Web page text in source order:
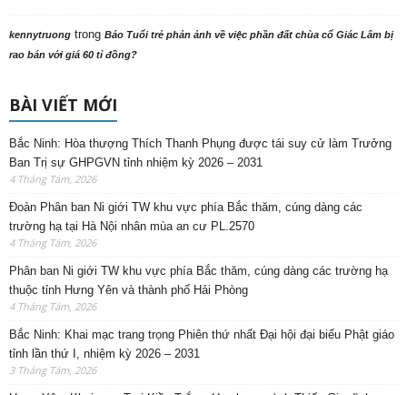
kennytruong trong Báo Tuổi trẻ phản ảnh về việc phần đất chùa cổ Giác Lâm bị
rao bán với giá 60 tỉ đồng?
BÀI VIẾT MỚI
Bắc Ninh: Hòa thượng Thích Thanh Phụng được tái suy cử làm Trưởng
Ban Trị sự GHPGVN tỉnh nhiệm kỳ 2026 – 2031
4 Tháng Tám, 2026
Đoàn Phân ban Ni giới TW khu vực phía Bắc thăm, cúng dàng các
trường hạ tại Hà Nội nhân mùa an cư PL.2570
4 Tháng Tám, 2026
Phân ban Ni giới TW khu vực phía Bắc thăm, cúng dàng các trường hạ
thuộc tỉnh Hưng Yên và thành phố Hải Phòng
4 Tháng Tám, 2026
Bắc Ninh: Khai mạc trang trọng Phiên thứ nhất Đại hội đại biểu Phật giáo
tỉnh lần thứ I, nhiệm kỳ 2026 – 2031
3 Tháng Tám, 2026